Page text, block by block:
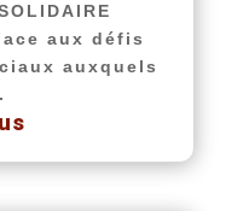
aux défis
auxquels